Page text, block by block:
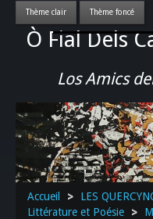
Ò Fial Dels
Los Amics
Accueil
LES
PATRIMOINE
GASTRONOMIE
ACTUALITE-
Accueil > LES
Littérature et Poésie
>